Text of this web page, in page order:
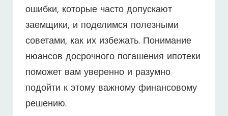
ошибки, которые часто допускают
заемщики, и поделимся полезными
советами, как их избежать. Понимание
нюансов досрочного погашения ипотеки
поможет вам уверенно и разумно
подойти к этому важному финансовому
решению.